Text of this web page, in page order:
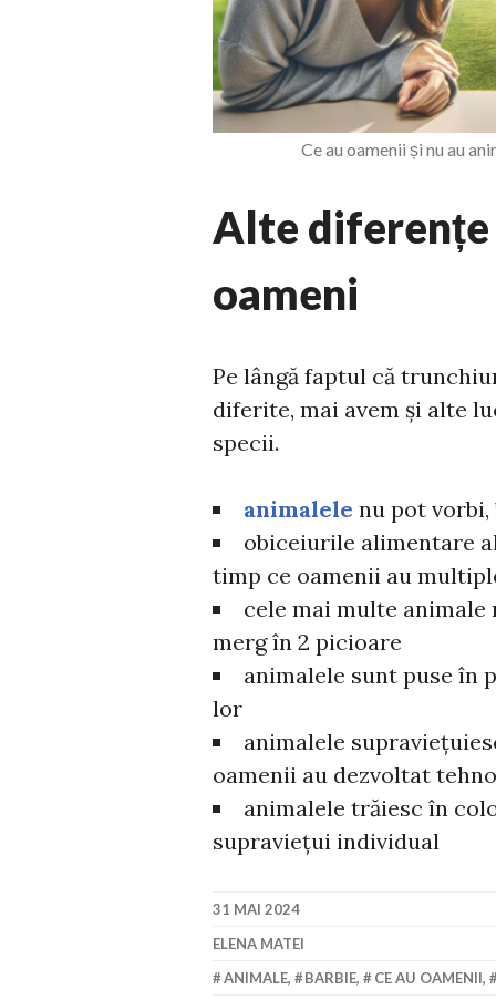
Ce au oamenii și nu au
Alte
oameni
Pe lângă faptul că
diferite, mai avem și alte
specii.
animalele nu pot vorbi,
obiceiurile alimentare
timp ce oamenii au
cele mai multe
merg în 2 picioare
animalele sunt puse în
lor
animalele
oamenii au dezvoltat
animalele trăiesc în
supraviețui individual
31 MAI 2024
ELENA MATEI
ANIMALE, BARBIE, CE AU OAMENII,